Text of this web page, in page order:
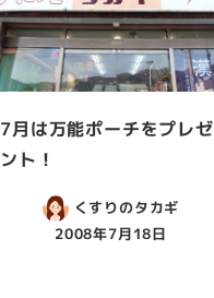
7月は万能ポーチをプレゼ
ント！
くすりのタカギ
2008年7月18日